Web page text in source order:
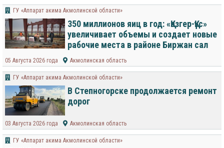
ГУ «Аппарат акима Акмолинской области»
350 миллионов яиц в год: «Қазгер-Құс»
увеличивает объемы и создает новые
рабочие места в районе Биржан сал
05 Августа 2026 года Акмолинская область
ГУ «Аппарат акима Акмолинской области»
В Степногорске продолжается ремонт
дорог
03 Августа 2026 года Акмолинская область
ГУ «Аппарат акима Акмолинской области»